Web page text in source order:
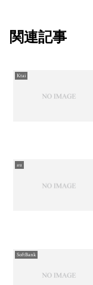
関連記事
Ktai
au
SoftBank